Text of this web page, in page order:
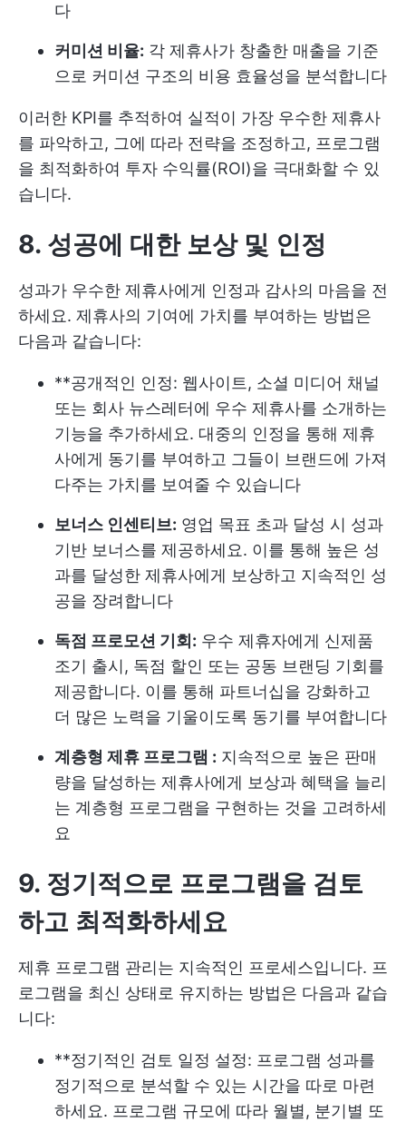
다
커미션 비율: 각 제휴사가 창출한 매출을 기준
으로 커미션 구조의 비용 효율성을 분석합니다
이러한 KPI를 추적하여 실적이 가장 우수한 제휴사
를 파악하고, 그에 따라 전략을 조정하고, 프로그램
을 최적화하여 투자 수익률(ROI)을 극대화할 수 있
습니다.
8. 성공에 대한 보상 및 인정
성과가 우수한 제휴사에게 인정과 감사의 마음을 전
하세요. 제휴사의 기여에 가치를 부여하는 방법은
다음과 같습니다:
**공개적인 인정: 웹사이트, 소셜 미디어 채널
또는 회사 뉴스레터에 우수 제휴사를 소개하는
기능을 추가하세요. 대중의 인정을 통해 제휴
사에게 동기를 부여하고 그들이 브랜드에 가져
다주는 가치를 보여줄 수 있습니다
보너스 인센티브: 영업 목표 초과 달성 시 성과
기반 보너스를 제공하세요. 이를 통해 높은 성
과를 달성한 제휴사에게 보상하고 지속적인 성
공을 장려합니다
독점 프로모션 기회: 우수 제휴자에게 신제품
조기 출시, 독점 할인 또는 공동 브랜딩 기회를
제공합니다. 이를 통해 파트너십을 강화하고
더 많은 노력을 기울이도록 동기를 부여합니다
계층형 제휴 프로그램 : 지속적으로 높은 판매
량을 달성하는 제휴사에게 보상과 혜택을 늘리
는 계층형 프로그램을 구현하는 것을 고려하세
요
9. 정기적으로 프로그램을 검토
하고 최적화하세요
제휴 프로그램 관리는 지속적인 프로세스입니다. 프
로그램을 최신 상태로 유지하는 방법은 다음과 같습
니다:
**정기적인 검토 일정 설정: 프로그램 성과를
정기적으로 분석할 수 있는 시간을 따로 마련
하세요. 프로그램 규모에 따라 월별, 분기별 또